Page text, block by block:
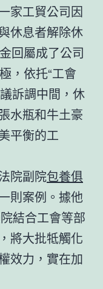
家工貿公司因
休息者解除休
回屬成了公司
，依托“工會
訴調中間，休
水瓶和牛土豪
平衡的工
院副院包養俱
則案例。據他
結合工會等部
將大批牴觸化
效力，實在加